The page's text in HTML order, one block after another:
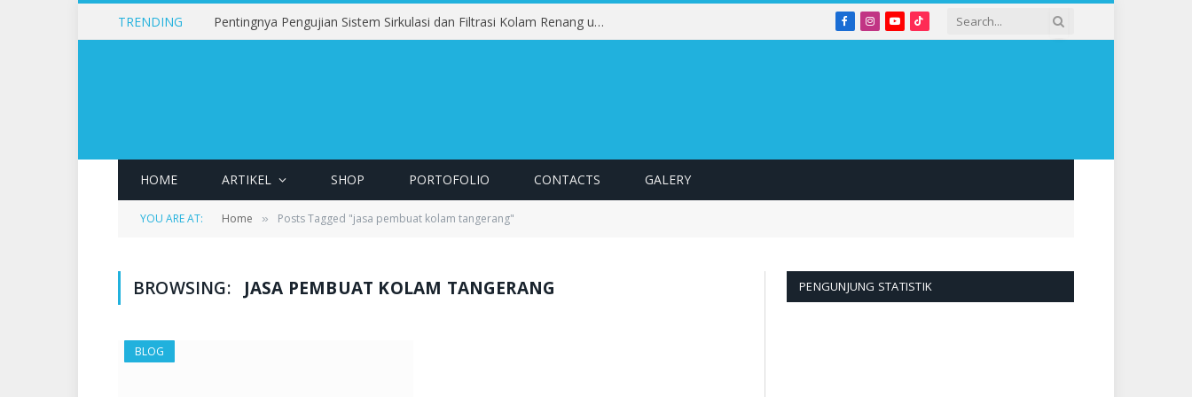
TRENDING Pentingnya Pengujian Sistem Sirkulasi dan Filtrasi Kolam Renang untuk Menjaga Kualitas Air Facebook
Instagram
YouTubeTikTok
HOME ARTIKEL SHOP PORTOFOLIO CONTACTS GALERY
YOU ARE AT: Home » Posts Tagged "jasa pembuat kolam tangerang"
BROWSING: JASA PEMBUAT KOLAM TANGERANG
BLOG
PENGUNJUNG STATISTIK